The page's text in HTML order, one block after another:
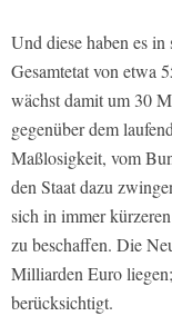
Und diese haben es
Gesamtetat von etwa
wächst damit um 30
gegenüber dem
Maßlosigkeit, vom
den Staat dazu
sich in immer
zu beschaffen. Die
Milliarden Euro
berücksichtigt.